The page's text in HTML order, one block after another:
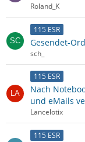
Roland_K
115 ESR
Gesendet-
sch_
115 ESR
Nach
und eMails
Lancelotix
115 ESR